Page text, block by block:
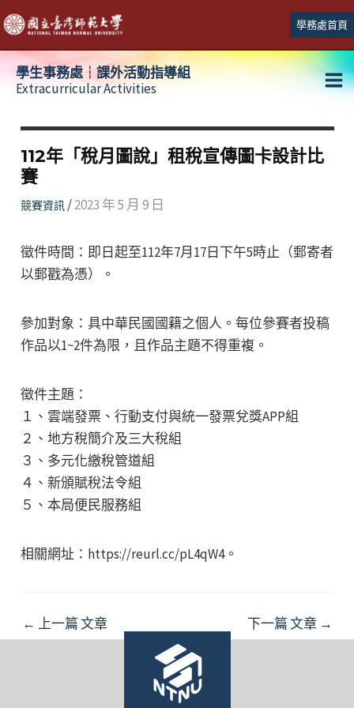
跳
至
主
學務處首頁
學生事務處┆課外活動指導組
Extracurricular Activities
112年「稅月圖說」租稅宣傳圖卡設計比
賽
競賽資訊/2023 年 5 月 9 日
徵件時間：即日起至112年7月17日下午5時止（郵寄者
以郵戳為憑）。
參加對象：具中華民國國籍之個人。每位參賽者投稿
作品以1~2件為限，且作品主題不得重複。
徵件主題：
１、雲端發票、行動支付與統一發票兌獎APP組
２、地方稅簡介及三大稅組
３、多元化繳稅管道組
４、新頒賦稅法令組
５、本局便民服務組
相關網址：https://reurl.cc/pL4qW4。
Post
navigation
← 上一篇 文章 下一篇 文章 →